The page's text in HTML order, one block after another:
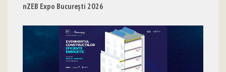
nZEB Expo București 2026